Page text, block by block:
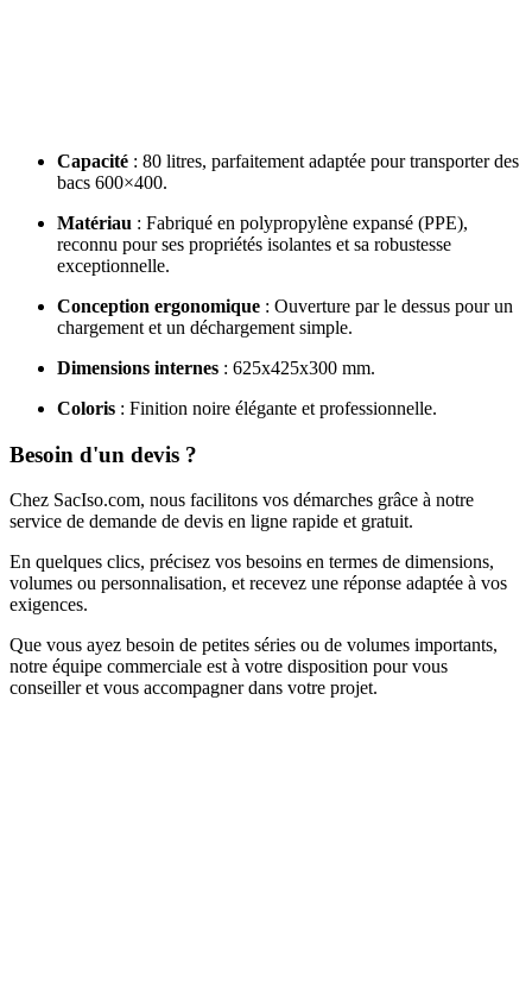
Capacité : 80 litres, parfaitement adaptée pour transporter des
bacs 600×400.
Matériau : Fabriqué en polypropylène expansé (PPE),
reconnu pour ses propriétés isolantes et sa robustesse
exceptionnelle.
Conception ergonomique : Ouverture par le dessus pour un
chargement et un déchargement simple.
Dimensions internes : 625x425x300 mm.
Coloris : Finition noire élégante et professionnelle.
Besoin d'un devis ?
Chez SacIso.com, nous facilitons vos démarches grâce à notre
service de demande de devis en ligne rapide et gratuit.
En quelques clics, précisez vos besoins en termes de dimensions,
volumes ou personnalisation, et recevez une réponse adaptée à vos
exigences.
Que vous ayez besoin de petites séries ou de volumes importants,
notre équipe commerciale est à votre disposition pour vous
conseiller et vous accompagner dans votre projet.